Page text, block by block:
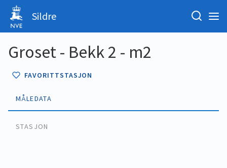
Sildre
Groset - Bekk 2 - m2
FAVORITTSTASJON
MÅLEDATA
STASJON